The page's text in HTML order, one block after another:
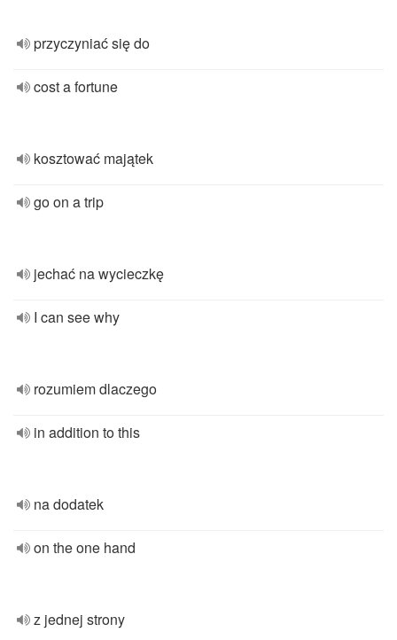
przyczyniać się do
cost a fortune
kosztować majątek
go on a trip
jechać na wycieczkę
I can see why
rozumiem dlaczego
in addition to this
na dodatek
on the one hand
z jednej strony